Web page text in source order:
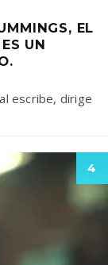
EL
UN
escribe, dirige
4